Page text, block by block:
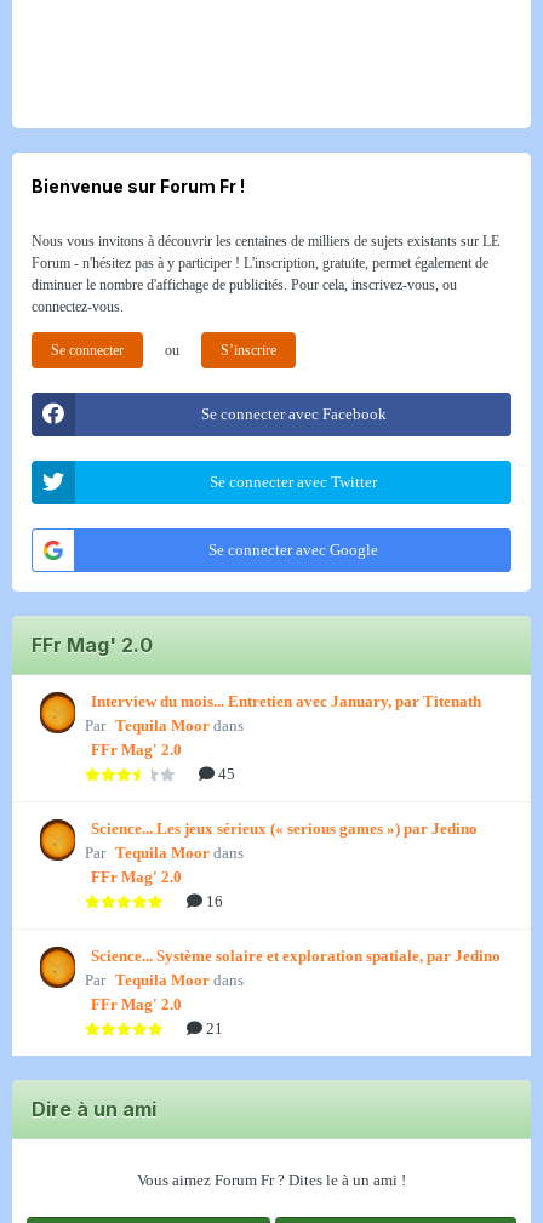
Bienvenue sur Forum Fr !
Nous vous invitons à découvrir les centaines de milliers de sujets existants sur LE
Forum - n'hésitez pas à y participer ! L'inscription, gratuite, permet également de
diminuer le nombre d'affichage de publicités. Pour cela, inscrivez-vous, ou
connectez-vous.
Se connecter ou S’inscrire
Se connecter avec Facebook
Se connecter avec Twitter
Se connecter avec Google
FFr Mag' 2.0
Interview du mois... Entretien avec January, par Titenath
Par Tequila Moor dans
FFr Mag' 2.0
45
Science... Les jeux sérieux (« serious games ») par Jedino
Par Tequila Moor dans
FFr Mag' 2.0
16
Science... Système solaire et exploration spatiale, par Jedino
Par Tequila Moor dans
FFr Mag' 2.0
21
Dire à un ami
Vous aimez Forum Fr ? Dites le à un ami !